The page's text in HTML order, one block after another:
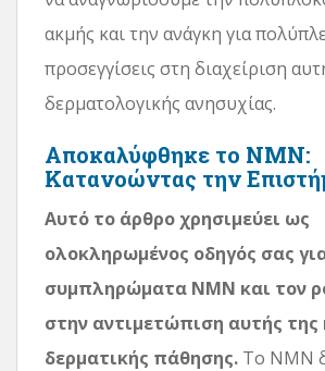
ακμής και την ανάγκη για
προσεγγίσεις στη διαχείριση
δερματολογικής ανησυχίας.
Αποκαλύφθηκε το NMN:
Κατανοώντας την
Αυτό το άρθρο χρησιμεύει ως
ολοκληρωμένος οδηγός σας
συμπληρώματα NMN και τον
στην αντιμετώπιση αυτής της
δερματικής πάθησης. Το NMN